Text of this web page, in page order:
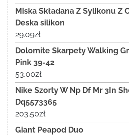
Miska Składana Z Sylikonu Z
Deska silikon
29.09zł
Dolomite Skarpety Walking
Pink 39-42
53.00zł
Nike Szorty W Np Df Mr 3In
Dq5573365
203.50zł
Giant Peapod Duo